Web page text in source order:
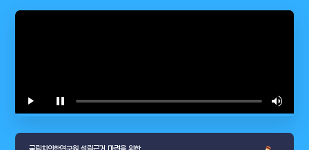
play_arrow pause volume_up